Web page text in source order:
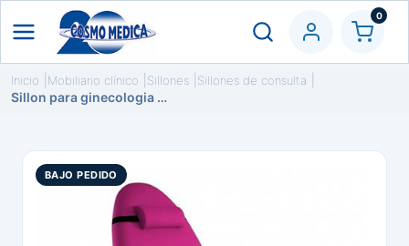
0
Inicio Mobiliario clínico Sillones Sillones de consulta
Sillon para ginecologia hidraulico.
BAJO PEDIDO